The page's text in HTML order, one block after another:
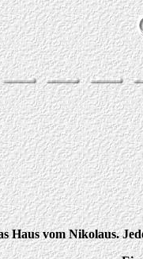
Haus vom Nikolaus.